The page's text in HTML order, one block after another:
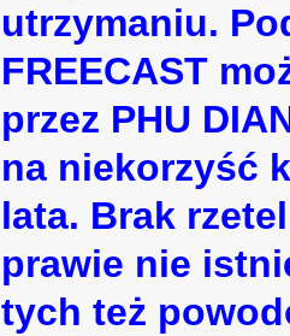
utrzymaniu.
FREECAST
przez PHU
na niekorzyść
lata. Brak
prawie nie
tych też